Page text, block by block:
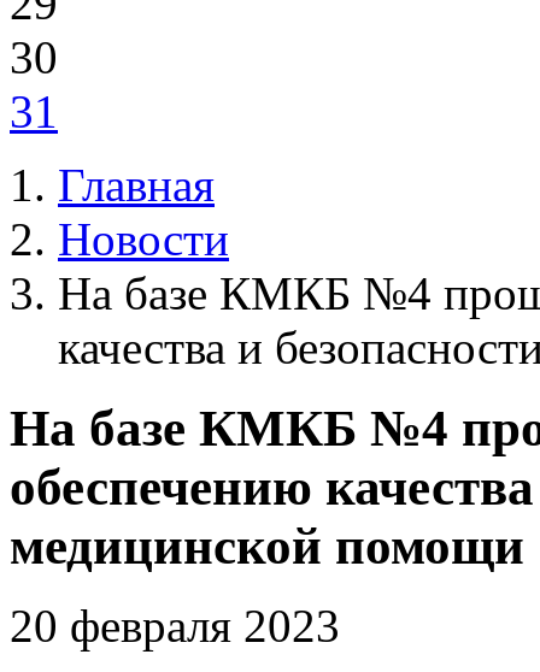
30
31
Главная
Новости
На базе КМКБ №4
качества и
На базе КМКБ №4
обеспечению
медицинской помощи
20 февраля 2023